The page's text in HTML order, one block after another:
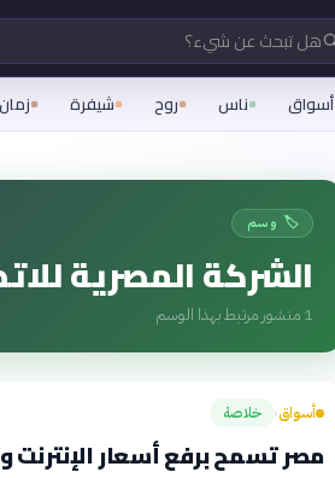
هل تبحث عن شيء؟
أسواق ناس روح شيفرة زمان
🏷️ وسم
الشركة المصرية
1 منشور مرتبط بهذا الوسم
أسواق› خلاصة
مصر تسمح برفع أسعار